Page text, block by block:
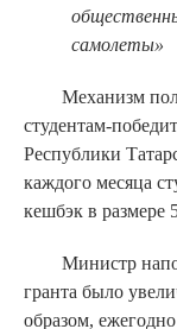
самолеты»
Механизм
студентам-
Республики
каждого месяца
кешбэк в размере
Министр
гранта было
образом,